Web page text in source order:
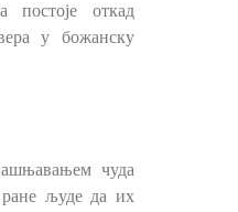
постоје откад
у божанску
чуда
људе да их